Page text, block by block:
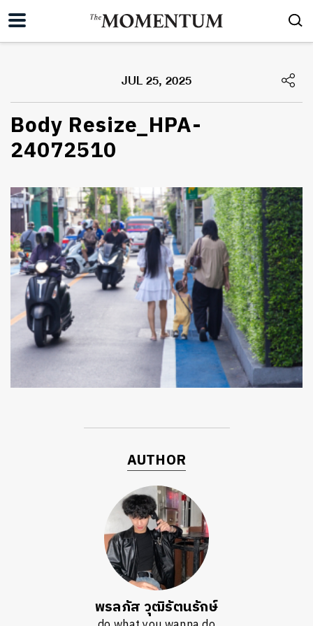
JUL 25, 2025
Body Resize_HPA-
24072510
AUTHOR
พรลภัส วุฒิรัตนรักษ์
TWEET LINE